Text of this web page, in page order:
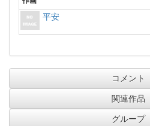
平安
コメント
関連作品
グループ